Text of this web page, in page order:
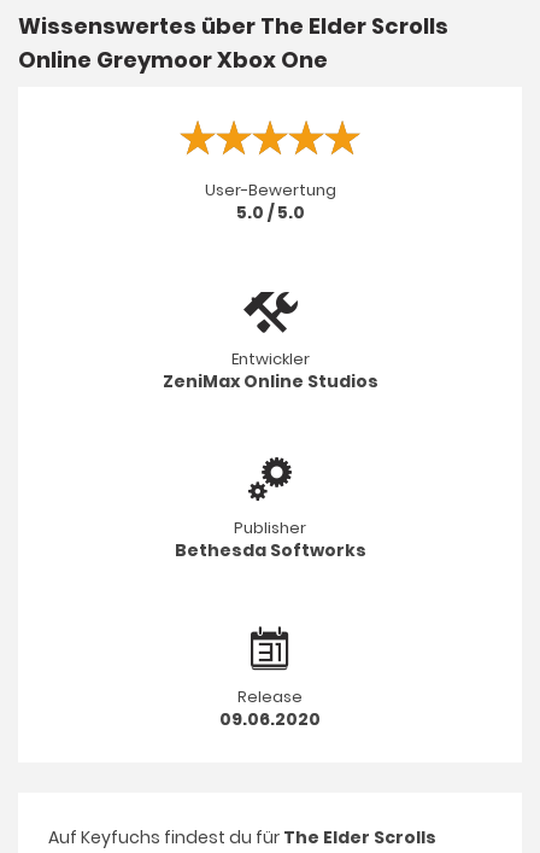
Wissenswertes über The Elder Scrolls
Online Greymoor Xbox One
User-Bewertung
5.0 / 5.0
Entwickler
ZeniMax Online Studios
Publisher
Bethesda Softworks
Release
09.06.2020
Auf Keyfuchs findest du für The Elder Scrolls